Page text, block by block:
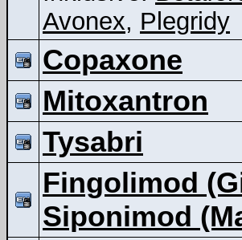
Avonex, Plegridy
Copaxone
Mitoxantron
Tysabri
Fingolimod
Siponimod